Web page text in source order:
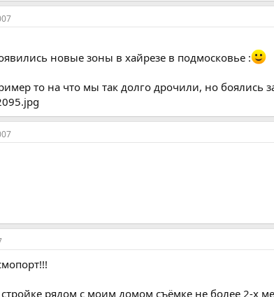
новые зоны в хайрезе в подмосковье :
то на что мы так долго дрочили, но боялись
рядом с моим домом съёмке не более 2-х